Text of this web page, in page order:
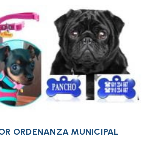
ORDENANZA MUNICIPAL